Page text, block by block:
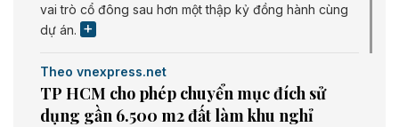
vai trò cổ đông sau hơn một thập kỷ đồng hành cùng
dự án.
Theo vnexpress.net
TP HCM cho phép chuyển mục đích sử
dụng gần 6.500 m2 đất làm khu nghỉ